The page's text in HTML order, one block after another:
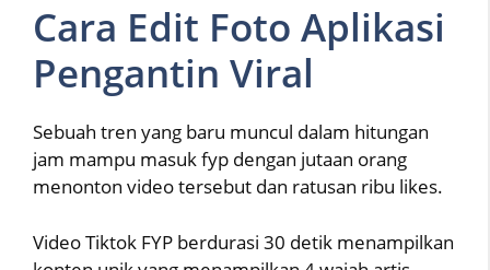
Cara Edit Foto Aplikasi
Pengantin Viral
Sebuah tren yang baru muncul dalam hitungan
jam mampu masuk fyp dengan jutaan orang
menonton video tersebut dan ratusan ribu likes.
Video Tiktok FYP berdurasi 30 detik menampilkan